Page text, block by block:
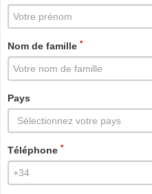
Nom de famille *
Pays
Sélectionnez votre pays
Téléphone *